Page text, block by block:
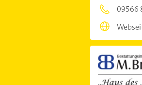
09566